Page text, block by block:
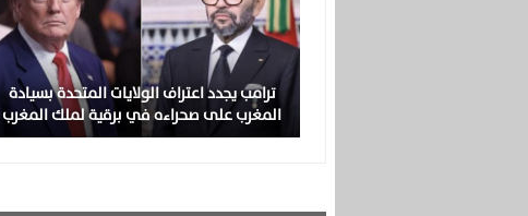
ترامب يجدد اعتراف الولايات المتحدة بسيادة
المغرب على صحراءه في برقية لملك المغرب